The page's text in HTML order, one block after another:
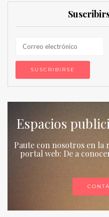
Espacios
Paute con nosotros en la
portal web: De a